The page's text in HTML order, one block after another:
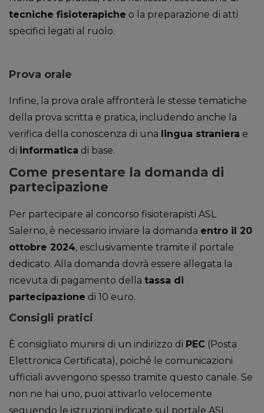
tecniche fisioterapiche o la preparazione di atti
specifici legati al ruolo.
Prova orale
Infine, la prova orale affronterà le stesse tematiche
della prova scritta e pratica, includendo anche la
verifica della conoscenza di una lingua straniera e
di informatica di base.
Come presentare la domanda di
partecipazione
Per partecipare al concorso fisioterapisti ASL
Salerno, è necessario inviare la domanda entro il 20
ottobre 2024, esclusivamente tramite il portale
dedicato. Alla domanda dovrà essere allegata la
ricevuta di pagamento della tassa di
partecipazione di 10 euro.
Consigli pratici
È consigliato munirsi di un indirizzo di PEC (Posta
Elettronica Certificata), poiché le comunicazioni
ufficiali avvengono spesso tramite questo canale. Se
non ne hai uno, puoi attivarlo velocemente
seguendo le istruzioni indicate sul portale ASL.